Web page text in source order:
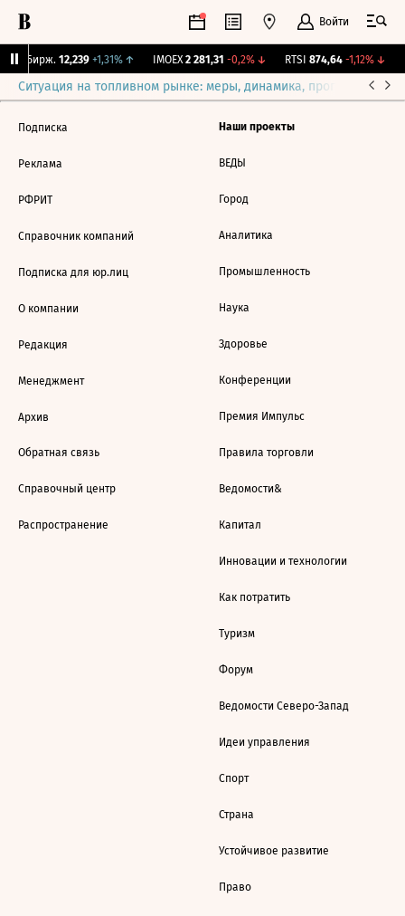
Войти
CNY Бирж. 12,239 +1,31%↑ IMOEX 2 281,31 -0,2%↓ RTSI 874,64 -1,12%↓
Ситуация на топливном рынке: меры, динамика, прогнозы
Подписка
Реклама
РФРИТ
Справочник компаний
Подписка для юр.лиц
О компании
Редакция
Менеджмент
Архив
Обратная связь
Справочный центр
Распространение
Наши проекты
ВЕДЫ
Город
Аналитика
Промышленность
Наука
Здоровье
Конференции
Премия Импульс
Правила торговли
Ведомости&
Капитал
Инновации и технологии
Как потратить
Туризм
Форум
Ведомости Северо-Запад
Идеи управления
Спорт
Страна
Устойчивое развитие
Право